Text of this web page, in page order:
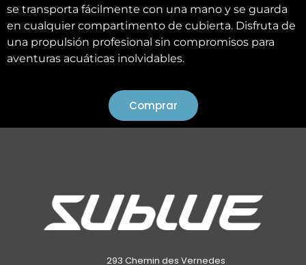
se transporta fácilmente con una mano y se guarda
en cualquier compartimento de cubierta. Disfruta de
una propulsión profesional sin compromisos para
aventuras acuáticas inolvidables.
Comprar
293 Chemin des Vernedes